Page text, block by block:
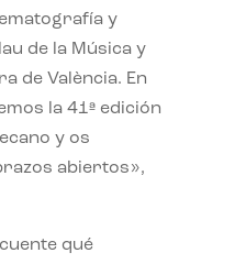
y
de la Música y
de València. En
la 41ª edición
y os
abiertos»,
qué